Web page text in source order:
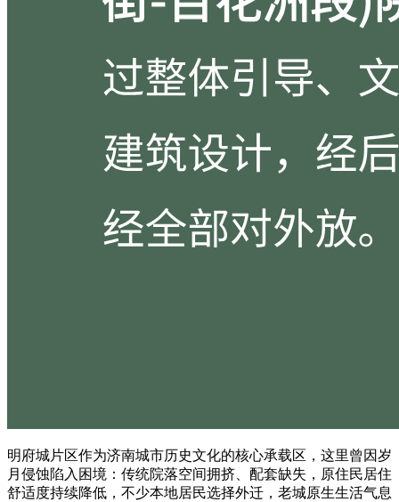
明府城片区作为济南城市历史文化的核心承载区，这里曾因岁
月侵蚀陷入困境：传统院落空间拥挤、配套缺失，原住民居住
舒适度持续降低，不少本地居民选择外迁，老城原生生活气息